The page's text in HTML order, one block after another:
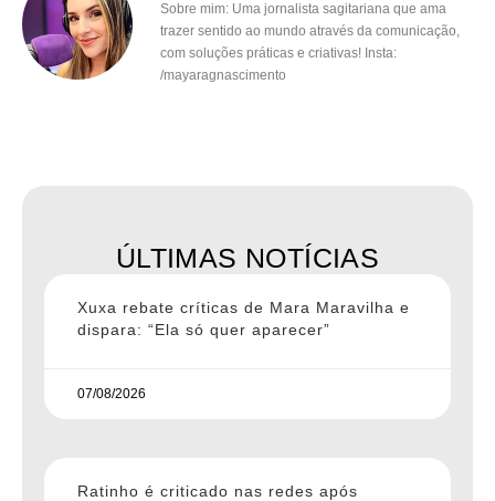
Sobre mim: Uma jornalista sagitariana que ama
trazer sentido ao mundo através da comunicação,
com soluções práticas e criativas! Insta:
/mayaragnascimento
ÚLTIMAS NOTÍCIAS
Xuxa rebate críticas de Mara Maravilha e
dispara: “Ela só quer aparecer”
07/08/2026
Ratinho é criticado nas redes após